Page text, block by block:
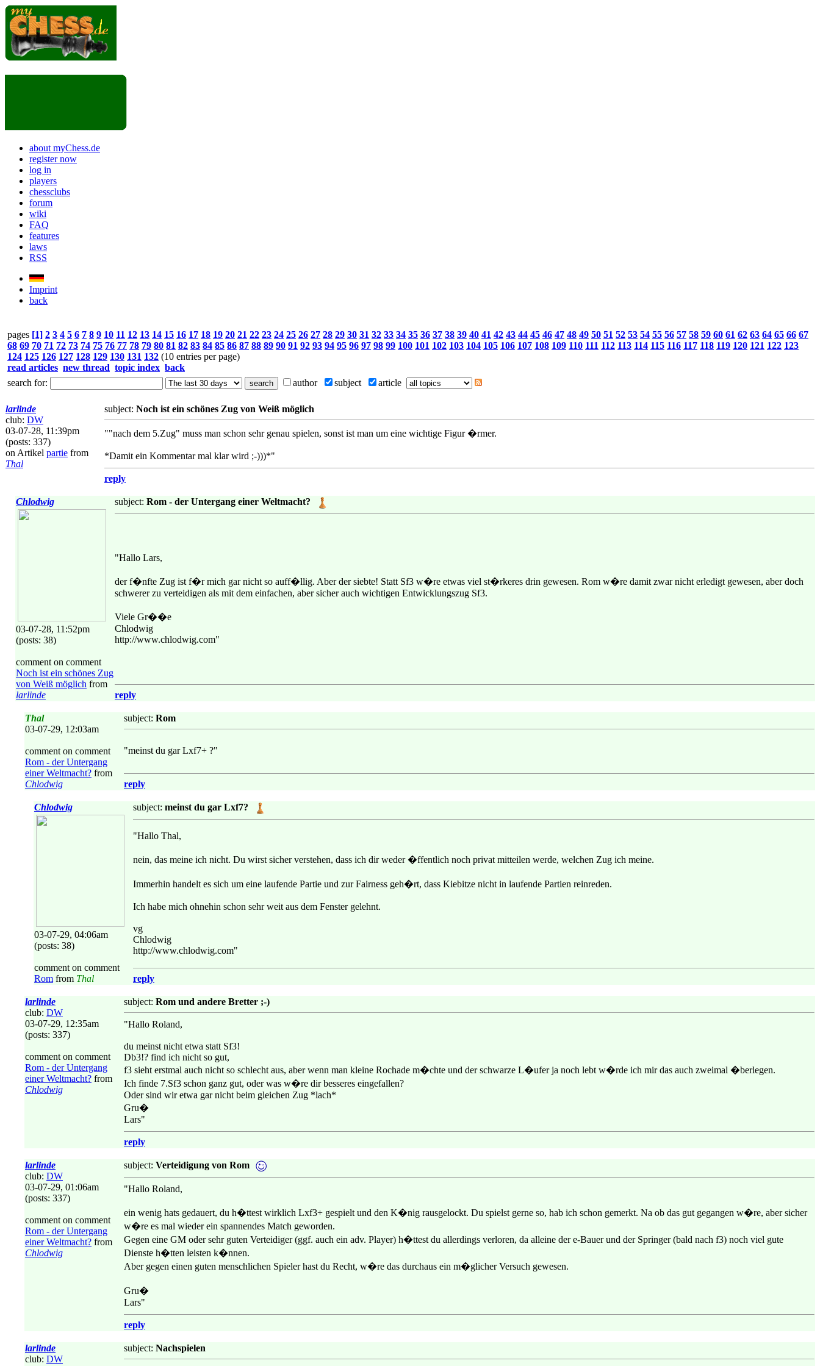
about myChess.de
register now
log in
players
chessclubs
forum
wiki
FAQ
features
laws
RSS
Imprint
back
pages [1] 2 3 4 5 6 7 8 9 10 11 12 13 14 15 16 17 18 19 20 21 22 23 24 25 26 27 28 29 30 31 32 33 34 35 36 37 38 39 40 41 42 43 44 45 46 47 48 49 50 51 52 53 54 55 56 57 58 59 60 61 62 63 64 65 66 67
68 69 70 71 72 73 74 75 76 77 78 79 80 81 82 83 84 85 86 87 88 89 90 91 92 93 94 95 96 97 98 99 100 101 102 103 104 105 106 107 108 109 110 111 112 113 114 115 116 117 118 119 120 121 122 123
124 125 126 127 128 129 130 131 132 (10 entries per page)
read articles new thread topic index back
search for:
author subject article
larlinde
club: DW
03-07-28, 11:39pm
(posts: 337)
on Artikel partie from
Thal
subject: Noch ist ein schönes Zug von Weiß möglich
""nach dem 5.Zug" muss man schon sehr genau spielen, sonst ist man um eine wichtige Figur �rmer.
*Damit ein Kommentar mal klar wird ;-)))*"
reply
Chlodwig
03-07-28, 11:52pm
(posts: 38)
comment on comment
Noch ist ein schönes Zug
von Weiß möglich from
larlinde
subject: Rom - der Untergang einer Weltmacht?
"Hallo Lars,
der f�nfte Zug ist f�r mich gar nicht so auff�llig. Aber der siebte! Statt Sf3 w�re etwas viel st�rkeres drin gewesen. Rom w�re damit zwar nicht erledigt gewesen, aber doch
schwerer zu verteidigen als mit dem einfachen, aber sicher auch wichtigen Entwicklungszug Sf3.
Viele Gr��e
Chlodwig
http://www.chlodwig.com"
reply
Thal
03-07-29, 12:03am
comment on comment
Rom - der Untergang
einer Weltmacht? from
Chlodwig
subject: Rom
"meinst du gar Lxf7+ ?"
reply
Chlodwig
03-07-29, 04:06am
(posts: 38)
comment on comment
Rom from Thal
subject: meinst du gar Lxf7?
"Hallo Thal,
nein, das meine ich nicht. Du wirst sicher verstehen, dass ich dir weder �ffentlich noch privat mitteilen werde, welchen Zug ich meine.
Immerhin handelt es sich um eine laufende Partie und zur Fairness geh�rt, dass Kiebitze nicht in laufende Partien reinreden.
Ich habe mich ohnehin schon sehr weit aus dem Fenster gelehnt.
vg
Chlodwig
http://www.chlodwig.com"
reply
larlinde
club: DW
03-07-29, 12:35am
(posts: 337)
comment on comment
Rom - der Untergang
einer Weltmacht? from
Chlodwig
subject: Rom und andere Bretter ;-)
"Hallo Roland,
du meinst nicht etwa statt Sf3!
Db3!? find ich nicht so gut,
f3 sieht erstmal auch nicht so schlecht aus, aber wenn man kleine Rochade m�chte und der schwarze L�ufer ja noch lebt w�rde ich mir das auch zweimal �berlegen.
Ich finde 7.Sf3 schon ganz gut, oder was w�re dir besseres eingefallen?
Oder sind wir etwa gar nicht beim gleichen Zug *lach*
Gru�
Lars"
reply
larlinde
club: DW
03-07-29, 01:06am
(posts: 337)
comment on comment
Rom - der Untergang
einer Weltmacht? from
Chlodwig
subject: Verteidigung von Rom
"Hallo Roland,
ein wenig hats gedauert, du h�ttest wirklich Lxf3+ gespielt und den K�nig rausgelockt. Du spielst gerne so, hab ich schon gemerkt. Na ob das gut gegangen w�re, aber sicher
w�re es mal wieder ein spannendes Match geworden.
Gegen eine GM oder sehr guten Verteidiger (ggf. auch ein adv. Player) h�ttest du allerdings verloren, da alleine der e-Bauer und der Springer (bald nach f3) noch viel gute
Dienste h�tten leisten k�nnen.
Aber gegen einen guten menschlichen Spieler hast du Recht, w�re das durchaus ein m�glicher Versuch gewesen.
Gru�
Lars"
reply
larlinde
club: DW
subject: Nachspielen